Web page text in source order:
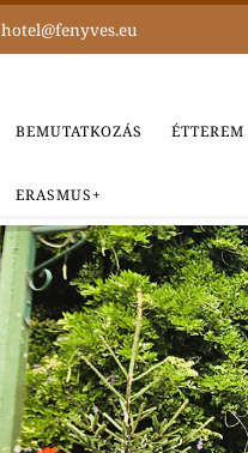
hotel@fenyves.eu
BEMUTATKOZÁS ÉTTEREM
ERASMUS+